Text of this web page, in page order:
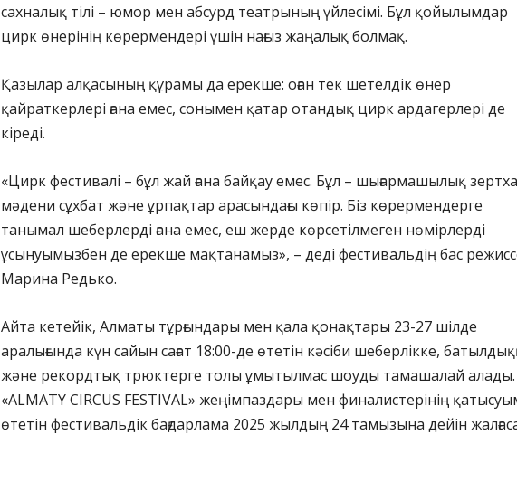
сахналық тілі – юмор мен абсурд театрының үйлесімі. Бұл қойылымдар
цирк өнерінің көрермендері үшін нағыз жаңалық болмақ.
Қазылар алқасының құрамы да ерекше: оған тек шетелдік өнер
қайраткерлері ғана емес, сонымен қатар отандық цирк ардагерлері де
кіреді.
«Цирк фестивалі – бұл жай ғана байқау емес. Бұл – шығармашылық
мәдени сұхбат және ұрпақтар арасындағы көпір. Біз көрермендерге
танымал шеберлерді ғана емес, еш жерде көрсетілмеген нөмірлерді
ұсынуымызбен де ерекше мақтанамыз», – деді фестивальдің бас
Марина Редько.
Айта кетейік, Алматы тұрғындары мен қала қонақтары 23-27 шілде
аралығында күн сайын сағат 18:00-де өтетін кәсіби шеберлікке,
және рекордтық трюктерге толы ұмытылмас шоуды тамашалай алады.
«ALMATY CIRCUS FESTIVAL» жеңімпаздары мен финалистерінің
өтетін фестивальдік бағдарлама 2025 жылдың 24 тамызына дейін